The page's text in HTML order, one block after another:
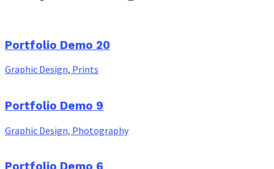
Portfolio Demo 20
Graphic Design, Prints
Portfolio Demo 9
Graphic Design, Photography